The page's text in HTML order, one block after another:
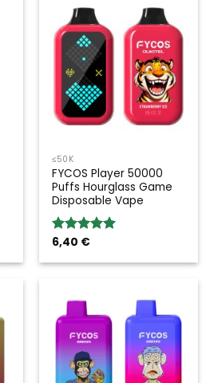
≤50K
FYCOS Player 50000
Puffs Hourglass Game
Disposable Vape
Valoración:
5
6,40 €